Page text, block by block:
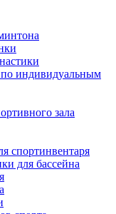
по индивидуальным
зала
спортинвентаря
для бассейна